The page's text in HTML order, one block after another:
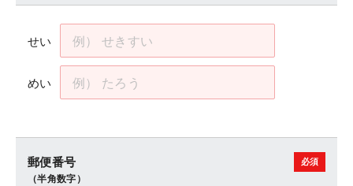
せい
めい
郵便番号
（半角数字）